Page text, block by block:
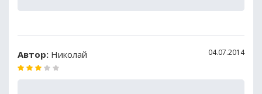
Автор: Николай 04.07.2014